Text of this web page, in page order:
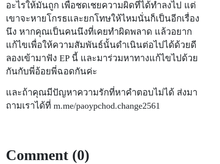
อะไรให้มันถูก เพื่อชดเชยความผิดที่ได้ทำลงไป แต่
เขาจะหายโกรธและยกโทษให้ไหมนั่นก็เป็นอีกเรื่อง
นึง หากคุณเป็นคนนึงที่เคยทำผิดพลาด แล้วอยาก
แก้ไขเพื่อให้ความสัมพันธ์นั้นดำเนินต่อไปได้ด้วยดี
ลองเข้ามาฟัง EP นี้ และมาร่วมหาทางแก้ไขไปด้วย
กันกับพี่อ้อยพี่ฉอดกันค่ะ
และถ้าคุณมีปัญหาความรักที่หาคำตอบไม่ได้ ส่งมา
ถามเราได้ที่ m.me/paoypchod.change2561
Comment (0)